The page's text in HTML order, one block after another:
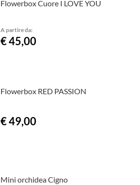
Flowerbox Cuore I LOVE YOU
A partire da:
€ 45,00
Flowerbox RED PASSION
€ 49,00
Mini orchidea Cigno